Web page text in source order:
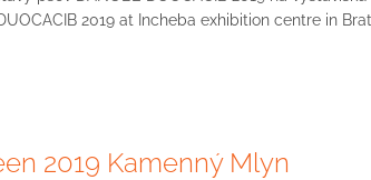
2019 at Incheba exhibition centre in
2019 Kamenný Mlyn